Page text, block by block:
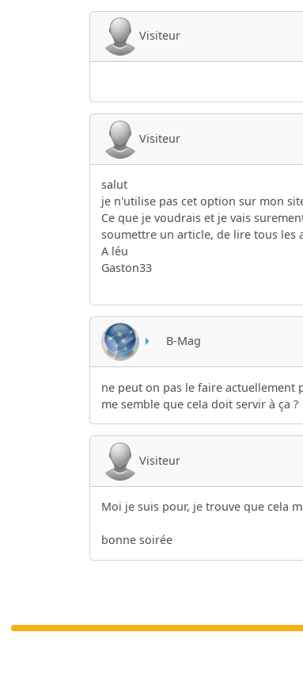
Visiteur
Visiteur
salut
je n'utilise pas cet option sur mon
Ce que je voudrais et je vais
soumettre un article, de lire tous les
A léu
Gaston33
B-Mag
ne peut on pas le faire actuellement
me semble que cela doit servir à ça ?
Visiteur
Moi je suis pour, je trouve que cela
bonne soirée